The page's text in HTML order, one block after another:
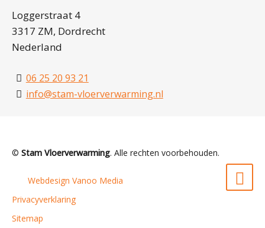
Loggerstraat 4
3317 ZM, Dordrecht
Nederland
06 25 20 93 21
info@stam-vloerverwarming.nl
© Stam Vloerverwarming. Alle rechten voorbehouden.
Webdesign Vanoo Media
Privacyverklaring
Sitemap